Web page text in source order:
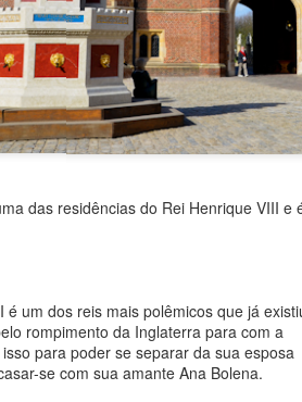
das residências do Rei Henrique VIII e
um dos reis mais polêmicos que já
rompimento da Inglaterra para com a
para poder se separar da sua esposa
se com sua amante Ana Bolena.
os zepelins
O Lago Constança é formado pelo
Rio Reno e se situa na fronteira
entre Alemanha (norte e oeste),
Chur
maior
de